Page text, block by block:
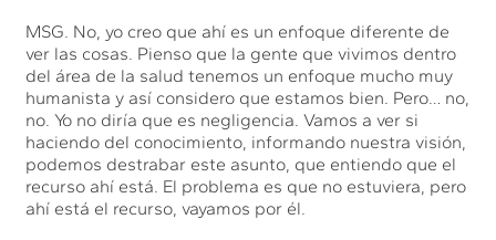
MSG. No, yo creo que ahí es un enfoque diferente de
ver las cosas. Pienso que la gente que vivimos dentro
del área de la salud tenemos un enfoque mucho muy
humanista y así considero que estamos bien. Pero… no,
no. Yo no diría que es negligencia. Vamos a ver si
haciendo del conocimiento, informando nuestra visión,
podemos destrabar este asunto, que entiendo que el
recurso ahí está. El problema es que no estuviera, pero
ahí está el recurso, vayamos por él.